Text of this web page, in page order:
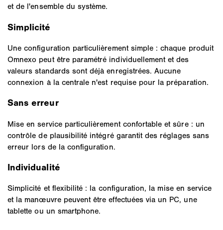
et de l'ensemble du système.
Simplicité
Une configuration particulièrement simple : chaque produit
Omnexo peut être paramétré individuellement et des
valeurs standards sont déjà enregistrées. Aucune
connexion à la centrale n'est requise pour la préparation.
Sans erreur
Mise en service particulièrement confortable et sûre : un
contrôle de plausibilité intégré garantit des réglages sans
erreur lors de la configuration.
Individualité
Simplicité et flexibilité : la configuration, la mise en service
et la manœuvre peuvent être effectuées via un PC, une
tablette ou un smartphone.